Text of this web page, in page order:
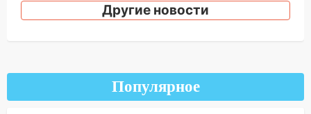
затопленные улицы
14:26 Жители Ульяновска сами
пытаются расчистить ливнёвки, не
Другие новости
Популярное